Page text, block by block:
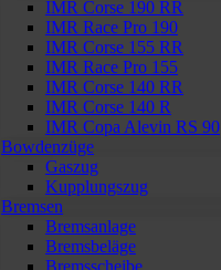
IMR Corse 190 RR
IMR Race Pro 190
IMR Corse 155 RR
IMR Race Pro 155
IMR Corse 140 RR
IMR Corse 140 R
IMR Copa Alevin RS 90
Bowdenzüge
Gaszug
Kupplungszug
Bremsen
Bremsanlage
Bremsbeläge
Bremsscheibe